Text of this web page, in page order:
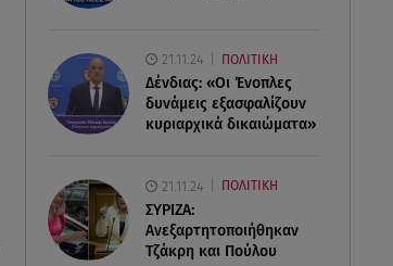
21.11.24 ΠΟΛΙΤΙΚΗ
Δένδιας: «Οι Ένοπλες
δυνάμεις εξασφαλίζουν
κυριαρχικά δικαιώματα»
21.11.24 ΠΟΛΙΤΙΚΗ
ΣΥΡΙΖΑ:
Ανεξαρτητοποιήθηκαν
Τζάκρη και Πούλου